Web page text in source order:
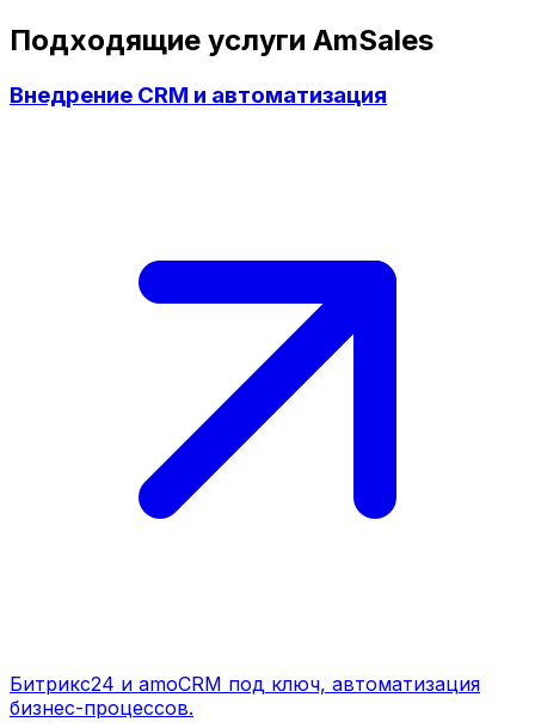
Подходящие услуги AmSales
Внедрение CRM и автоматизация
Битрикс24 и amoCRM под ключ, автоматизация
бизнес-процессов.